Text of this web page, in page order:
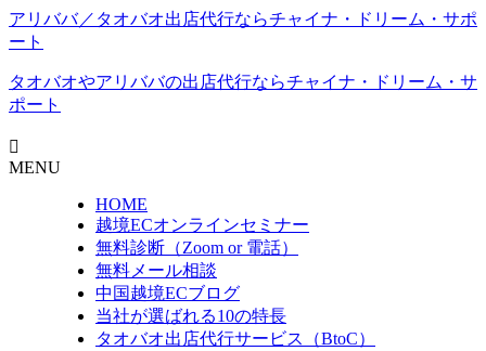
アリババ／タオバオ出店代⾏ならチャイナ・ドリーム・サポ
ート
タオバオやアリババの出店代行ならチャイナ・ドリーム・サ
ポート
MENU
HOME
越境ECオンラインセミナー
無料診断（Zoom or 電話）
無料メール相談
中国越境ECブログ
当社が選ばれる10の特長
タオバオ出店代行サービス（BtoC）